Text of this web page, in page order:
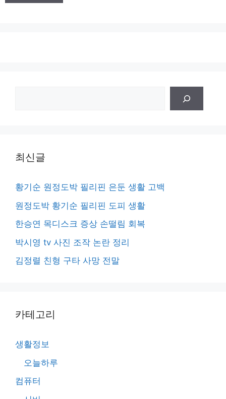
최신글
황기순 원정도박 필리핀 은둔 생활 고백
원정도박 황기순 필리핀 도피 생활
한승연 목디스크 증상 손떨림 회복
박시영 tv 사진 조작 논란 정리
김정렬 친형 구타 사망 전말
카테고리
생활정보
오늘하루
컴퓨터